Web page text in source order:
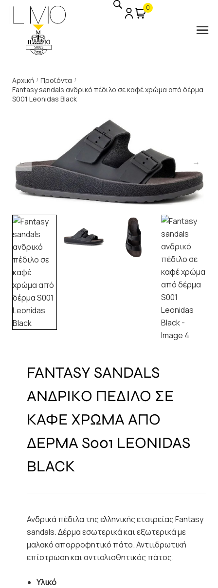
0
Αρχική / Προϊόντα /
Fantasy sandals ανδρικό πέδιλο σε καφέ χρώμα από δέρμα
S001 Leonidas Black
FANTASY SANDALS
ΑΝΔΡΙΚΟ ΠΕΔΙΛΟ ΣΕ
ΚΑΦΕ ΧΡΩΜΑ ΑΠΟ
ΔΕΡΜΑ S001 LEONIDAS
BLACK
Ανδρικά πέδιλα της ελληνικής εταιρείας Fantasy
sandals. Δέρμα εσωτερικά και εξωτερικά με
μαλακό απορροφητικό πάτο. Αντιιδρωτική
επίστρωση και αντιολισθητικός πάτος.
Υλικό